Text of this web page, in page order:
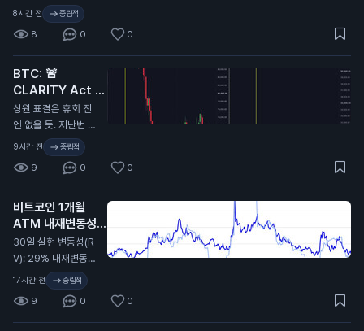
번에 CLARITY 법안
이 미뤄졌을 때 비트
코인 9.7만 달러에서
6.4만 달러로 떡락했
었음. 무슨 말인지 감
오지...
8시간 전 중립적
8 0 0
BTC: 🚨
CLARITY Act 또
연기…
N
상원 표결은 휴회 전
엔 없을 듯. 지난번 C
LARITY Act가 미뤄
졌을 때 비트코인이
9.7만 달러에서 6.4
만 달러까지 떡락했었
지. 무슨 뜻인지 알
지…
9시간 전 중립적
9 0 0
비트코인 1개월
ATM 내재변동성
(IV): 32%
N
30일 실현 변동성(R
V): 29% 내재변동성
이 실현 대비 2.4포인
트 높게 형성돼 있고,
지난 2년 기준 대략 4
6퍼센타일 구간. 극단
17시간 전 중립적
9 0 0